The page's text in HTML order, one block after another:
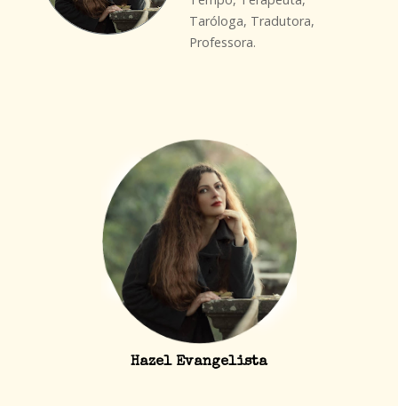
Taróloga, Tradutora,
Professora.
Hazel Evangelista